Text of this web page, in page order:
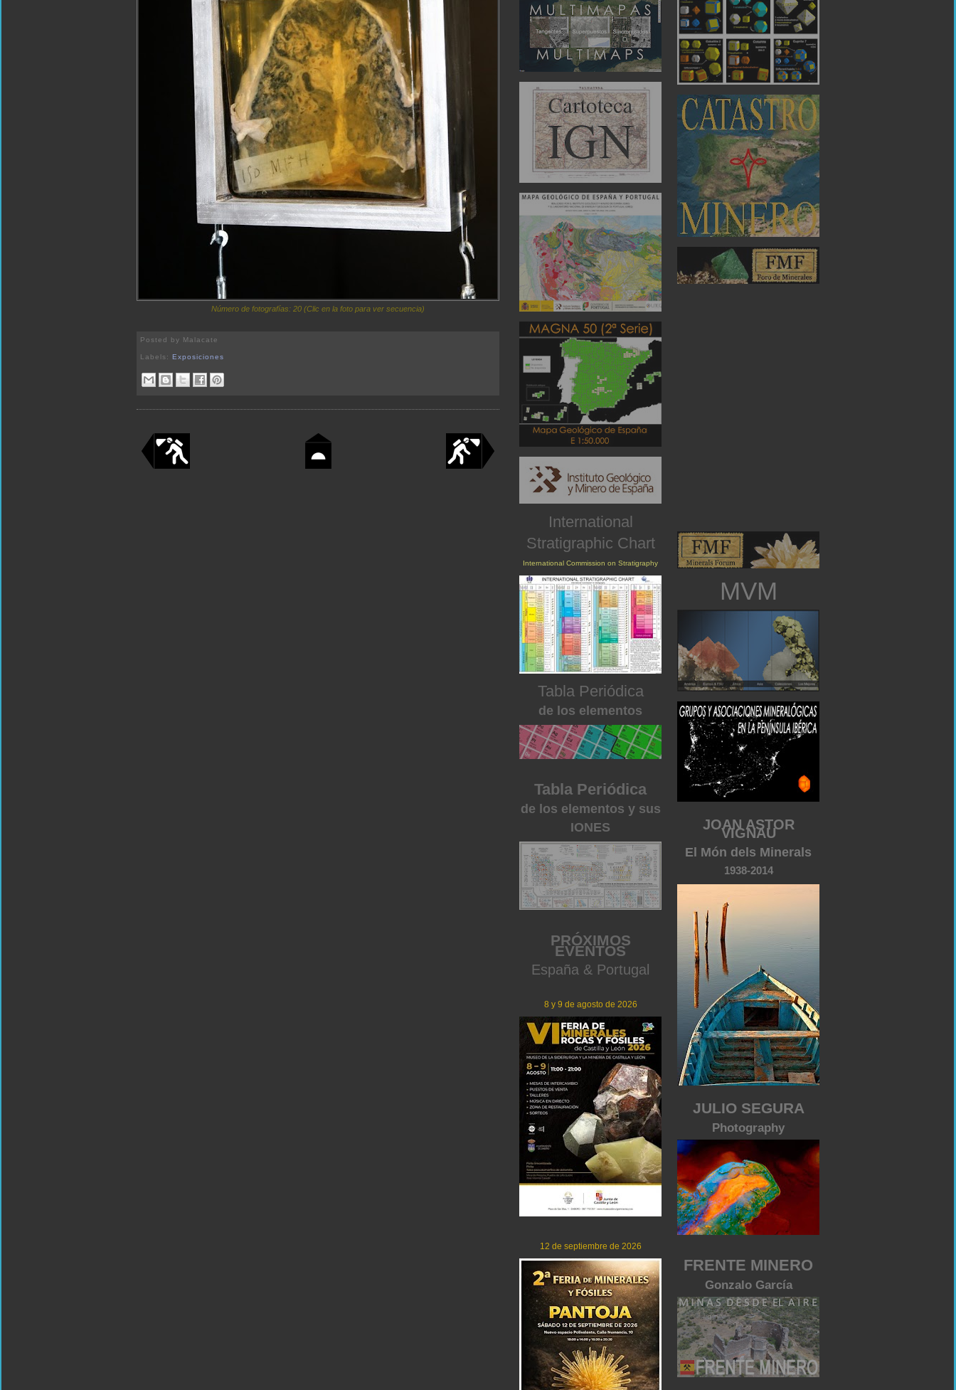
MVM
JOAN ASTOR
VIGNAU
El Món dels Minerals
1938-2014
JULIO SEGURA
Photography
FRENTE MINERO
Gonzalo García
Número de fotografías: 20 (Clic en la foto para ver secuencia)
Posted by Malacate
Labels:Exposiciones
International
Stratigraphic Chart
International Commission on Stratigraphy
Tabla Periódica
de los elementos
Tabla Periódica
de los elementos y sus
IONES
PRÓXIMOS
EVENTOS
España & Portugal
8 y 9 de agosto de 2026
12 de septiembre de 2026